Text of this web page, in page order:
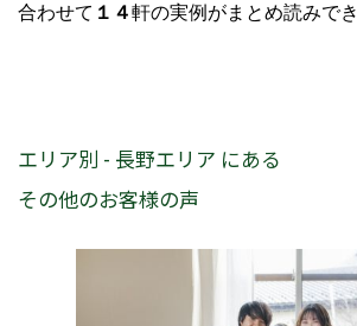
合わせて １４軒の実例がまとめ読みでき
エリア別 - 長野エリア にある
その他のお客様の声